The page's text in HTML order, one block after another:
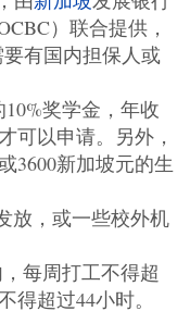
）联合提供，
有国内担保人或
奖学金，年收
可以申请。另外，
3600新加坡元的生
放，或一些校外机
，每周打工不得超
得超过44小时。